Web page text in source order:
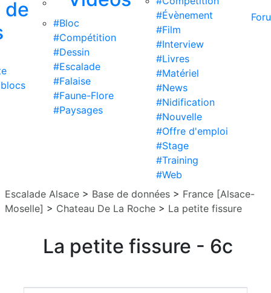
de
#Bloc
#Compétition
#Dessin
#Escalade
#Falaise
#Faune-Flore
#Paysages
#Évènement
#Film
#Interview
#Livres
#Matériel
#News
#Nidification
#Nouvelle
#Offre d'emploi
#Stage
#Training
#Web
Escalade Alsace > Base de données > France [Alsace-
Moselle] > Chateau De La Roche > La petite fissure
La petite fissure - 6c